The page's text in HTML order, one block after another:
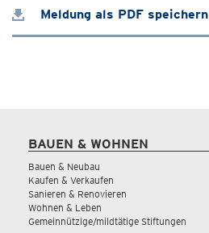
Meldung als PDF speichern
BAUEN & WOHNEN
Bauen & Neubau
Kaufen & Verkaufen
Sanieren & Renovieren
Wohnen & Leben
Gemeinnützige/mildtätige Stiftungen